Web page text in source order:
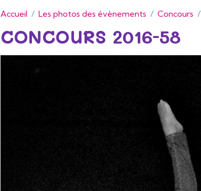
Accueil Les photos des évènements Concours
CONCOURS 2016-58